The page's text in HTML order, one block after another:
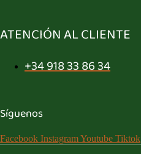
ATENCIÓN AL CLIENTE
+34 918 33 86 34
Síguenos
Facebook InstagramYoutube Tiktok